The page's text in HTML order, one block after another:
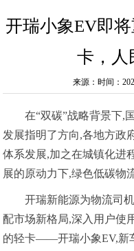
开瑞小象EV即
卡，人
来源：时间：
在“双碳”战略背景下,
发展指明了方向,各地方政
体系发展,加之在城镇化进
展的原动力下,绿色低碳物
开瑞新能源为物流司
配市场新格局,深入用户使
的轻卡——开瑞小象EV,新